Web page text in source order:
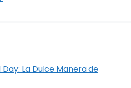
Day: La Dulce Manera de